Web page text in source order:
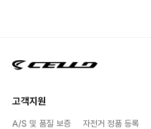
고객지원
A/S 및 품질 보증 자전거 정품 등록